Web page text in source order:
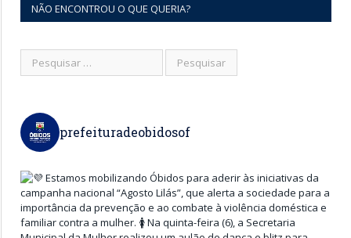
NÃO ENCONTROU O QUE QUERIA?
prefeituradeobidosof